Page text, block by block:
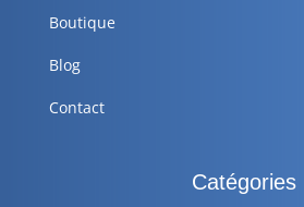
Boutique
Blog
Contact
Catégories